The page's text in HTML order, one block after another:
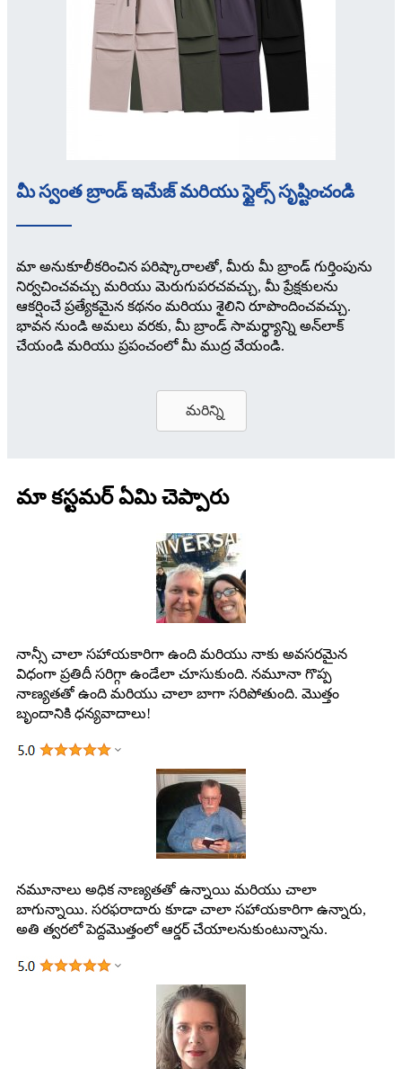
మీ స్వంత బ్రాండ్ ఇమేజ్ మరియు స్టైల్స్ సృష్టించండి
మా అనుకూలీకరించిన పరిష్కారాలతో, మీరు మీ బ్రాండ్ గుర్తింపును
నిర్వచించవచ్చు మరియు మెరుగుపరచవచ్చు, మీ ప్రేక్షకులను
ఆకర్షించే ప్రత్యేకమైన కథనం మరియు శైలిని రూపొందించవచ్చు.
భావన నుండి అమలు వరకు, మీ బ్రాండ్ సామర్థ్యాన్ని అన్‌లాక్
చేయండి మరియు ప్రపంచంలో మీ ముద్ర వేయండి.
మరిన్ని
మా కస్టమర్ ఏమి చెప్పారు
నాన్సీ చాలా సహాయకారిగా ఉంది మరియు నాకు అవసరమైన
విధంగా ప్రతిదీ సరిగ్గా ఉండేలా చూసుకుంది. నమూనా గొప్ప
నాణ్యతతో ఉంది మరియు చాలా బాగా సరిపోతుంది. మొత్తం
బృందానికి ధన్యవాదాలు!
నమూనాలు అధిక నాణ్యతతో ఉన్నాయి మరియు చాలా
బాగున్నాయి. సరఫరాదారు కూడా చాలా సహాయకారిగా ఉన్నారు,
అతి త్వరలో పెద్దమొత్తంలో ఆర్డర్ చేయాలనుకుంటున్నాను.